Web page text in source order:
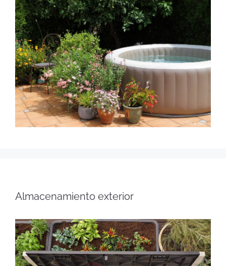
Almacenamiento exterior